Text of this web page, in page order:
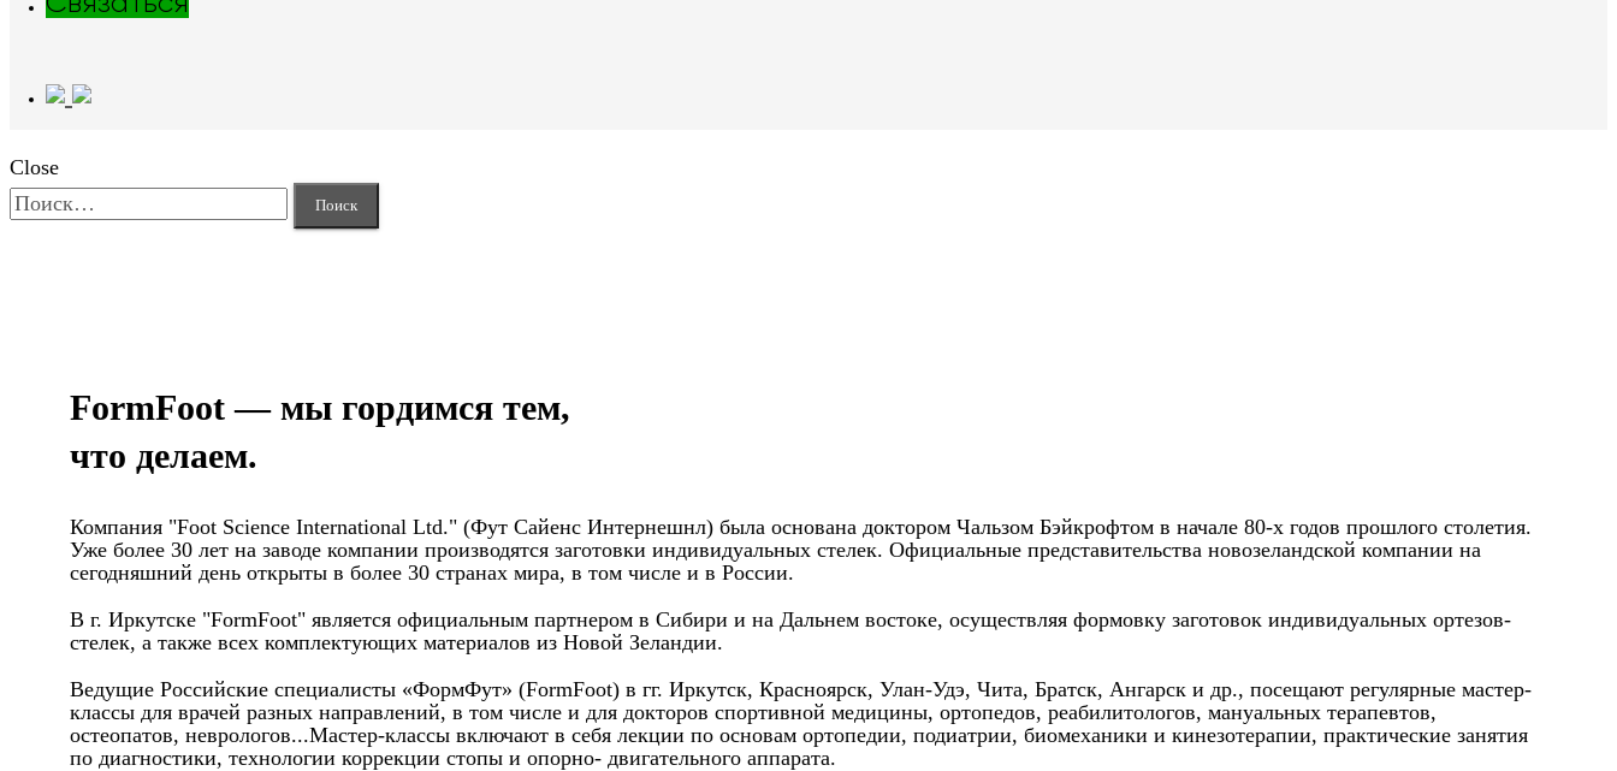
Close
Найти:
FormFoot — мы гордимся тем,
что делаем.
Компания "Foot Science International Ltd." (Фут Сайенс Интернешнл) была основана доктором Чальзом Бэйкрофтом в начале 80-х годов прошлого столетия.
Уже более 30 лет на заводе компании производятся заготовки индивидуальных стелек. Официальные представительства новозеландской компании на
сегодняшний день открыты в более 30 странах мира, в том числе и в России.
В г. Иркутске "FormFoot" является официальным партнером в Сибири и на Дальнем востоке, осуществляя формовку заготовок индивидуальных ортезов-
стелек, а также всех комплектующих материалов из Новой Зеландии.
Ведущие Российские специалисты «ФормФут» (FormFoot) в гг. Иркутск, Красноярск, Улан-Удэ, Чита, Братск, Ангарск и др., посещают регулярные мастер-
классы для врачей разных направлений, в том числе и для докторов спортивной медицины, ортопедов, реабилитологов, мануальных терапевтов,
остеопатов, неврологов...Мастер-классы включают в себя лекции по основам ортопедии, подиатрии, биомеханики и кинезотерапии, практические занятия
по диагностики, технологии коррекции стопы и опорно- двигательного аппарата.